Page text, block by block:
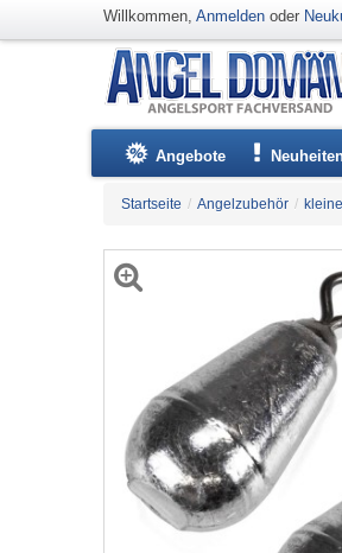
Willkommen, Anmelden oder
Angebote
Startseite / Angelzubehör /